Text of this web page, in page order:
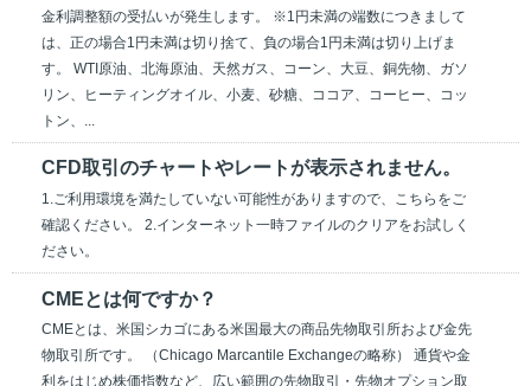
金利調整額の受払いが発生します。 ※1円未満の端数につきまして
は、正の場合1円未満は切り捨て、負の場合1円未満は切り上げま
す。 WTI原油、北海原油、天然ガス、コーン、大豆、銅先物、ガソ
リン、ヒーティングオイル、小麦、砂糖、ココア、コーヒー、コッ
トン、...
CFD取引のチャートやレートが表示されません。
1.ご利用環境を満たしていない可能性がありますので、こちらをご
確認ください。 2.インターネット一時ファイルのクリアをお試しく
ださい。
CMEとは何ですか？
CMEとは、米国シカゴにある米国最大の商品先物取引所および金先
物取引所です。 （Chicago Marcantile Exchangeの略称） 通貨や金
利をはじめ株価指数など、広い範囲の先物取引・先物オプション取